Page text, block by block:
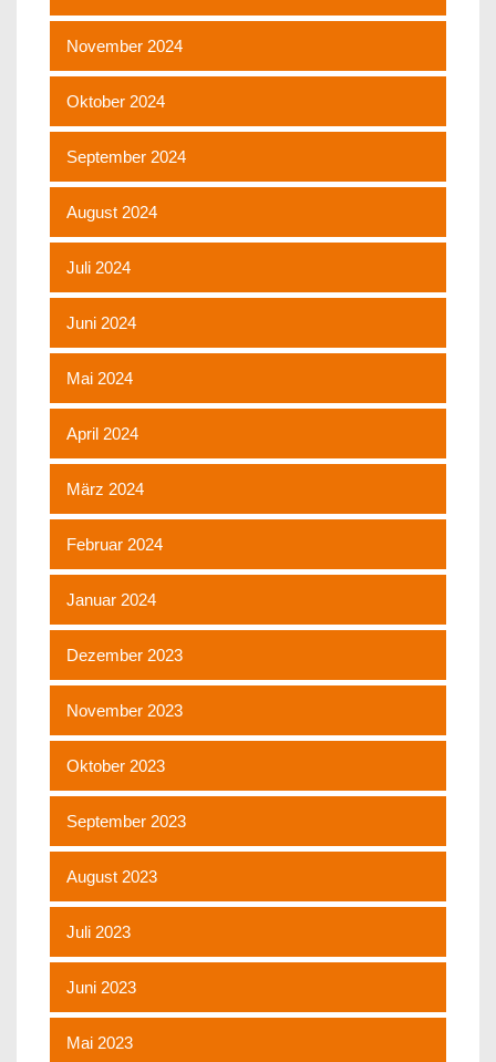
November 2024
Oktober 2024
September 2024
August 2024
Juli 2024
Juni 2024
Mai 2024
April 2024
März 2024
Februar 2024
Januar 2024
Dezember 2023
November 2023
Oktober 2023
September 2023
August 2023
Juli 2023
Juni 2023
Mai 2023